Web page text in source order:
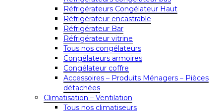
Réfrigérateurs Congélateur Haut
Réfrigérateur encastrable
Réfrigérateur Bar
Réfrigérateur vitrine
Tous nos congélateurs
Congélateurs armoires
Congélateur coffre
Accessoires – Produits Ménagers – Pièces
détachées
Climatisation – Ventilation
Tous nos climatiseurs